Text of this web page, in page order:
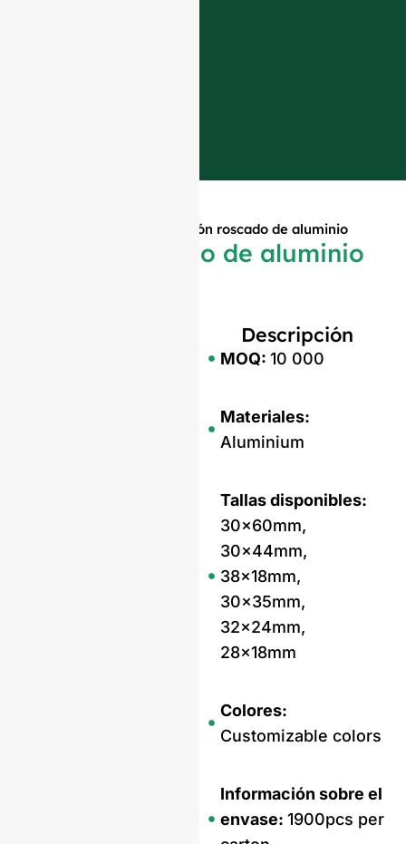
Tapón roscado de aluminio
Tapón roscado de aluminio
Descripción
MOQ:10 000
Materiales:
Aluminium
Tallas disponibles:
30x60mm,
30x44mm,
38x18mm,
30x35mm,
32x24mm,
28x18mm
Colores:
Customizable colors
Información sobre el
envase:1900pcs per